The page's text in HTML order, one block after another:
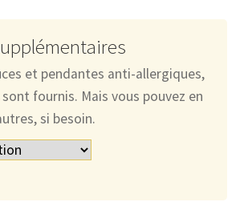
et pendantes anti-allergiques,
fournis. Mais vous pouvez en
si besoin.